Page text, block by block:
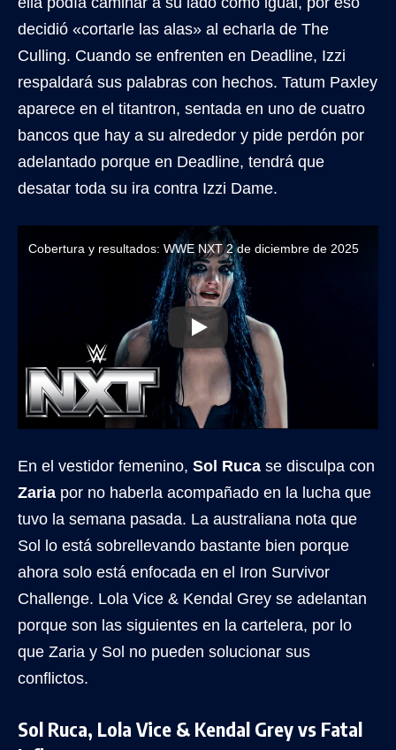
decidió «cortarle las alas» al echarla de The
Culling. Cuando se enfrenten en Deadline, Izzi
respaldará sus palabras con hechos. Tatum Paxley
aparece en el titantron, sentada en uno de cuatro
bancos que hay a su alrededor y pide perdón por
adelantado porque en Deadline, tendrá que
desatar toda su ira contra Izzi Dame.
Cobertura y resultados: WWE NXT 2 de diciembre de 2025
En el vestidor femenino, Sol Ruca se disculpa con
Zaria por no haberla acompañado en la lucha que
tuvo la semana pasada. La australiana nota que
Sol lo está sobrellevando bastante bien porque
ahora solo está enfocada en el Iron Survivor
Challenge. Lola Vice & Kendal Grey se adelantan
porque son las siguientes en la cartelera, por lo
que Zaria y Sol no pueden solucionar sus
conflictos.
Sol Ruca, Lola Vice & Kendal Grey vs Fatal